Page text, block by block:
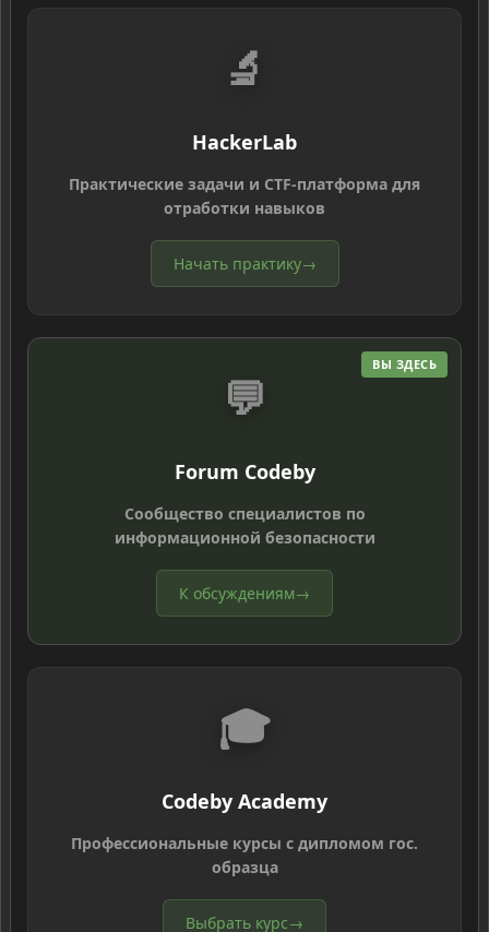
🔬
HackerLab
Практические задачи и CTF-платформа для
отработки навыков
Начать практику→
ВЫ ЗДЕСЬ
💬
Forum Codeby
Сообщество специалистов по
информационной безопасности
К обсуждениям→
🎓
Codeby Academy
Профессиональные курсы с дипломом гос.
образца
Выбрать курс→